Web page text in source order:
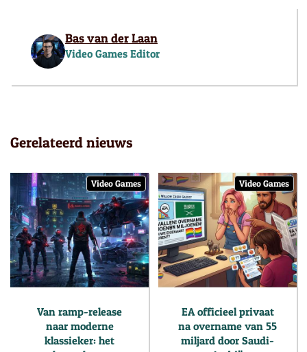
Bas van der Laan
Video Games Editor
Gerelateerd nieuws
Video Games
Van ramp-release
naar moderne
klassieker: het
Video Games
EA officieel privaat
na overname van 55
miljard door Saudi-